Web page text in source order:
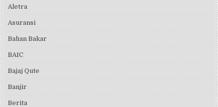
Aletra
Asuransi
Bahan Bakar
BAIC
Bajaj Qute
Banjir
Berita